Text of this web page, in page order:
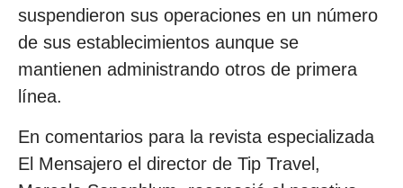
suspendieron sus operaciones en un número
de sus establecimientos aunque se
mantienen administrando otros de primera
línea.
En comentarios para la revista especializada
El Mensajero el director de Tip Travel,